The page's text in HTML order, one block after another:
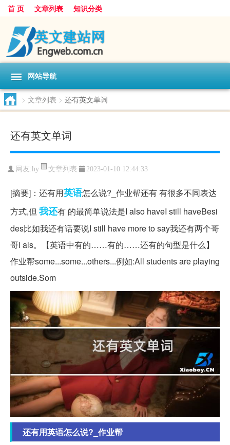
首 页 文章列表 知识分类
网站导航
> 文章列表 > 还有英文单词
还有英文单词
网友:hy 文章列表 2023-01-10 12:44:33
[摘要]：还有用英语怎么说?_作业帮还有 有很多不同表达
方式,但 我还有 的最简单说法是I also haveI still haveBesi
des比如我还有话要说I still have more to say我还有两个哥
哥I als。【英语中有的……有的……还有的句型是什么】
作业帮some...some...others...例如:All students are playing
outside.Som
还有用英语怎么说?_作业帮